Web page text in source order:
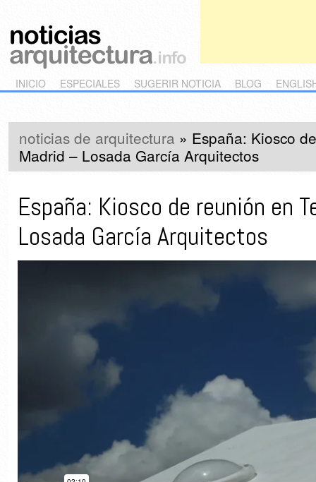
Main menu
Skip to primary content
Skip to secondary content
INICIO ESPECIALES SUGERIR NOTICIA BLOG
noticias de arquitectura » España: Kiosco
Madrid – Losada García Arquitectos
España: Kiosco de reunión en
Losada García Arquitectos